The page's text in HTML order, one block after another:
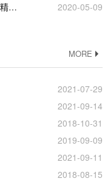
国产直线导轨_EGH15CA_MGW7H_等级精度安装
2020-05-09
MORE
2021-07-29
2021-09-14
2018-10-31
2019-09-09
2021-09-11
2018-08-15